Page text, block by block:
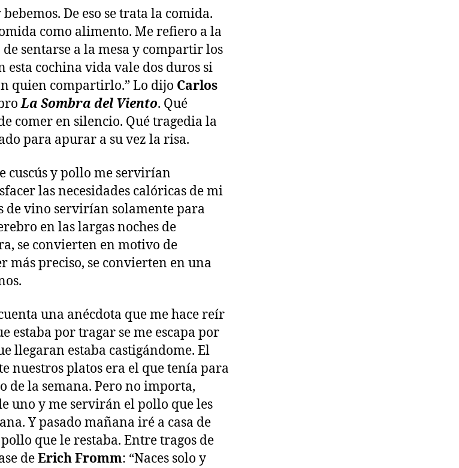
De eso se trata la comida.
como alimento. Me refiero a la
sentarse a la mesa y compartir los
esta cochina vida vale dos duros si
quien compartirlo.” Lo dijo Carlos
La Sombra del Viento. Qué
comer en silencio. Qué tragedia la
para apurar a su vez la risa.
cuscús y pollo me servirían
las necesidades calóricas de mi
de vino servirían solamente para
en las largas noches de
se convierten en motivo de
más preciso, se convierten en una
una anécdota que me hace reír
estaba por tragar se me escapa por
llegaran estaba castigándome. El
nuestros platos era el que tenía para
de la semana. Pero no importa,
uno y me servirán el pollo que les
Y pasado mañana iré a casa de
que le restaba. Entre tragos de
deErich Fromm: “Naces solo y